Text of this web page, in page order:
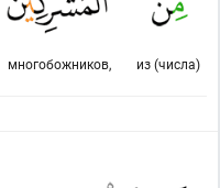
из (числа)
многобожников,